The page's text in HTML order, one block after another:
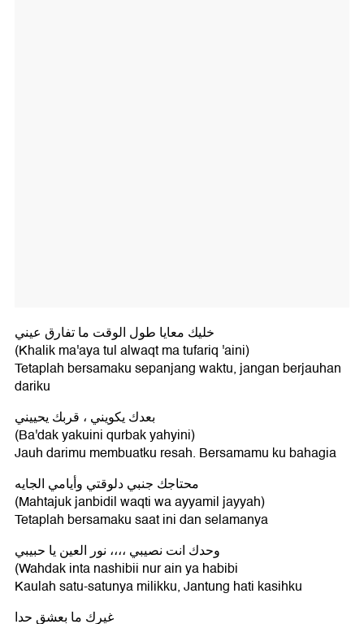
خليك معايا طول الوقت ما تفارق عيني
(Khalik ma'aya tul alwaqt ma tufariq 'aini)
Tetaplah bersamaku sepanjang waktu, jangan berjauhan
dariku
بعدك يكويني ، قربك يحييني
(Ba'dak yakuini qurbak yahyini)
Jauh darimu membuatku resah. Bersamamu ku bahagia
محتاجك جنبي دلوقتي وأيامي الجايه
(Mahtajuk janbidil waqti wa ayyamil jayyah)
Tetaplah bersamaku saat ini dan selamanya
وحدك انت نصيبي ،،،، نور العين يا حبيبي
(Wahdak inta nashibii nur ain ya habibi
Kaulah satu-satunya milikku, Jantung hati kasihku
غيرك ما بعشق حدا